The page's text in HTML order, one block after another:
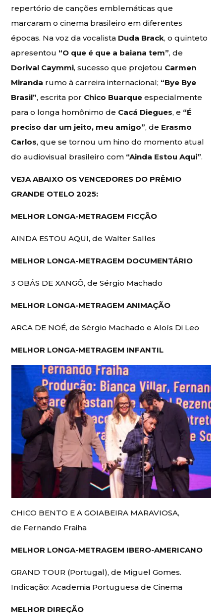
repertório de canções emblemáticas que
marcaram o cinema brasileiro em diferentes
épocas. Na voz da vocalista Duda Brack, o quinteto
apresentou “O que é que a baiana tem”, de
Dorival Caymmi, sucesso que projetou Carmen
Miranda rumo à carreira internacional; “Bye Bye
Brasil”, escrita por Chico Buarque especialmente
para o longa homônimo de Cacá Diegues, e “É
preciso dar um jeito, meu amigo”, de Erasmo
Carlos, que se tornou um hino do momento atual
do audiovisual brasileiro com “Ainda Estou Aqui”.
VEJA ABAIXO OS VENCEDORES DO PRÊMIO
GRANDE OTELO 2025:
MELHOR LONGA-METRAGEM FICÇÃO
AINDA ESTOU AQUI, de Walter Salles
MELHOR LONGA-METRAGEM DOCUMENTÁRIO
3 OBÁS DE XANGÔ, de Sérgio Machado
MELHOR LONGA-METRAGEM ANIMAÇÃO
ARCA DE NOÉ, de Sérgio Machado e Aloís Di Leo
MELHOR LONGA-METRAGEM INFANTIL
CHICO BENTO E A GOIABEIRA MARAVIOSA,
de Fernando Fraiha
MELHOR LONGA-METRAGEM IBERO-AMERICANO
GRAND TOUR (Portugal), de Miguel Gomes.
Indicação: Academia Portuguesa de Cinema
MELHOR DIREÇÃO